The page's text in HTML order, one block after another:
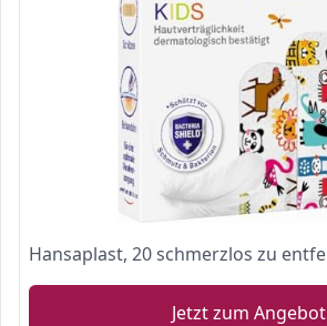
Jetzt zum Angebot